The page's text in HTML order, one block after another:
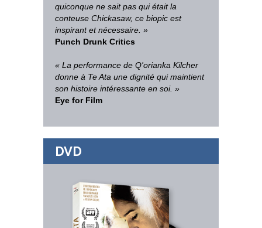
quiconque ne sait pas qui était la
conteuse Chickasaw, ce biopic est
inspirant et nécessaire. »
Punch Drunk Critics
« La performance de Q'orianka Kilcher
donne à Te Ata une dignité qui maintient
son histoire intéressante en soi. »
Eye for Film
DVD